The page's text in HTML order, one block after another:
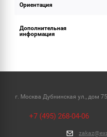
Ориентация
Дополнительная
информация
г. Москва Дубнинская ул., дом
+7 (495) 268-04-06